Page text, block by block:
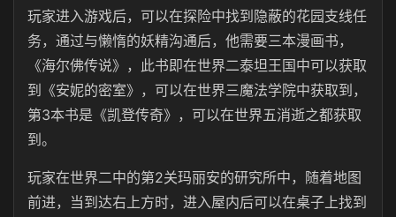
玩家进入游戏后，可以在探险中找到隐蔽的花园支线任
务，通过与懒惰的妖精沟通后，他需要三本漫画书，
《海尔佛传说》， 此书即在世界二泰坦王国中可以获取
到《安妮的密室》 ，可以在世界三魔法学院中获取到，
第3本书是《凯登传奇》 ，可以在世界五消逝之都获取
到。
玩家在世界二中的第2关玛丽安的研究所中，随着地图
前进，当到达右上方时，进入屋内后可以在桌子上找到